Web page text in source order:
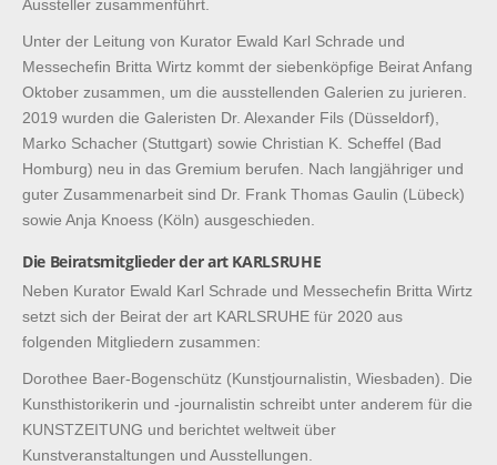
Aussteller zusammenführt.
Unter der Leitung von Kurator Ewald Karl Schrade und
Messechefin Britta Wirtz kommt der siebenköpfige Beirat Anfang
Oktober zusammen, um die ausstellenden Galerien zu jurieren.
2019 wurden die Galeristen Dr. Alexander Fils (Düsseldorf),
Marko Schacher (Stuttgart) sowie Christian K. Scheffel (Bad
Homburg) neu in das Gremium berufen. Nach langjähriger und
guter Zusammenarbeit sind Dr. Frank Thomas Gaulin (Lübeck)
sowie Anja Knoess (Köln) ausgeschieden.
Die Beiratsmitglieder der art KARLSRUHE
Neben Kurator Ewald Karl Schrade und Messechefin Britta Wirtz
setzt sich der Beirat der art KARLSRUHE für 2020 aus
folgenden Mitgliedern zusammen:
Dorothee Baer-Bogenschütz (Kunstjournalistin, Wiesbaden). Die
Kunsthistorikerin und -journalistin schreibt unter anderem für die
KUNSTZEITUNG und berichtet weltweit über
Kunstveranstaltungen und Ausstellungen.